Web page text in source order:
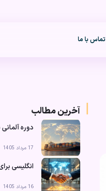
تماس با ما
آخرین مطالب
دوره
17 مرداد 1405
انگلیسی
16 مرداد 1405